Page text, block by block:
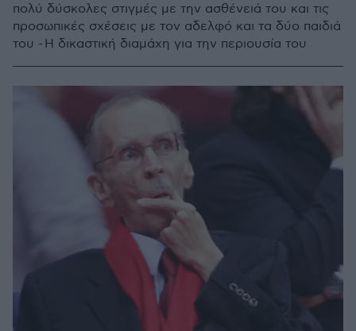
πολύ δύσκολες στιγμές με την ασθένειά του και τις
προσωπικές σχέσεις με τον αδελφό και τα δύο παιδιά
του - Η δικαστική διαμάχη για την περιουσία του